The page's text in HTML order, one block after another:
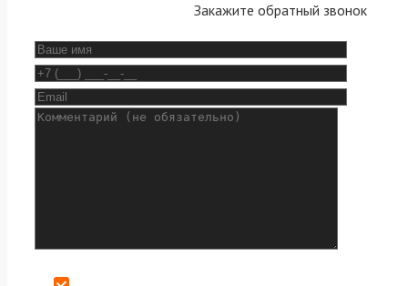
Закажите обратный звонок